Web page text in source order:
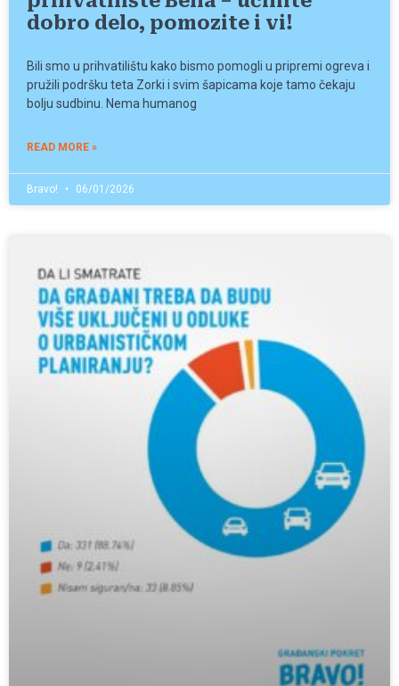
dobro delo, pomozite i vi!
Bili smo u prihvatilištu kako bismo pomogli u pripremi ogreva i
pružili podršku teta Zorki i svim šapicama koje tamo čekaju
bolju sudbinu. Nema humanog
READ MORE »
Bravo! 06/01/2026